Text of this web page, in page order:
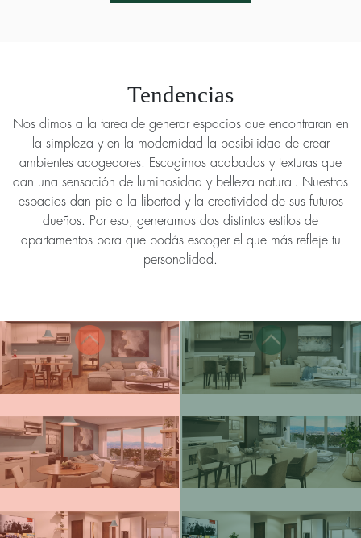
Tendencias
Nos dimos a la tarea de generar espacios que encontraran en
la simpleza y en la modernidad la posibilidad de crear
ambientes acogedores. Escogimos acabados y texturas que
dan una sensación de luminosidad y belleza natural. Nuestros
espacios dan pie a la libertad y la creatividad de sus futuros
dueños. Por eso, generamos dos distintos estilos de
apartamentos para que podás escoger el que más refleje tu
personalidad.